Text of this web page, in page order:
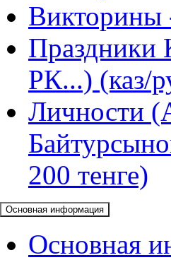
Викторины
Праздники
РК...) (каз/
Личности
200 тенге)
Основная информация
Основная